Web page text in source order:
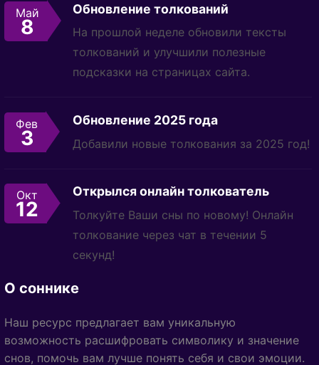
Май
8
Обновление толкований
На прошлой неделе обновили тексты
толкований и улучшили полезные
подсказки на страницах сайта.
Фев
3
Обновление 2025 года
Добавили новые толкования за 2025 год!
Окт
12
Открылся онлайн толкователь
Толкуйте Ваши сны по новому! Онлайн
толкование через чат в течении 5
секунд!
О соннике
Наш ресурс предлагает вам уникальную
возможность расшифровать символику и значение
снов, помочь вам лучше понять себя и свои эмоции.